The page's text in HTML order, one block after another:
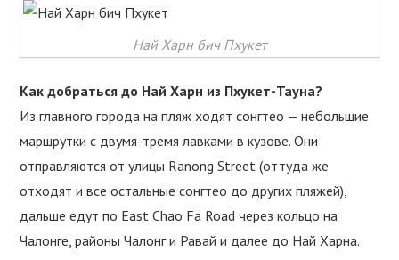
Най Харн бич Пхукет
Как добраться до Най Харн из Пхукет-Тауна?
Из главного города на пляж ходят сонгтео — небольшие
маршрутки с двумя-тремя лавками в кузове. Они
отправляются от улицы Ranong Street (оттуда же
отходят и все остальные сонгтео до других пляжей),
дальше едут по East Chao Fa Road через кольцо на
Чалонге, районы Чалонг и Равай и далее до Най Харна.